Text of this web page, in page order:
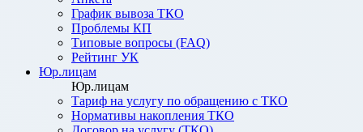
График вывоза ТКО
Проблемы КП
Типовые вопросы (FAQ)
Рейтинг УК
Юр.лицам
Юр.лицам
Тариф на услугу по обращению с ТКО
Нормативы накопления ТКО